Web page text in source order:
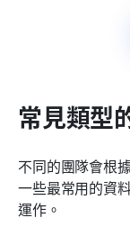
常見類型
不同的團隊會根
一些最常用的資
運作。